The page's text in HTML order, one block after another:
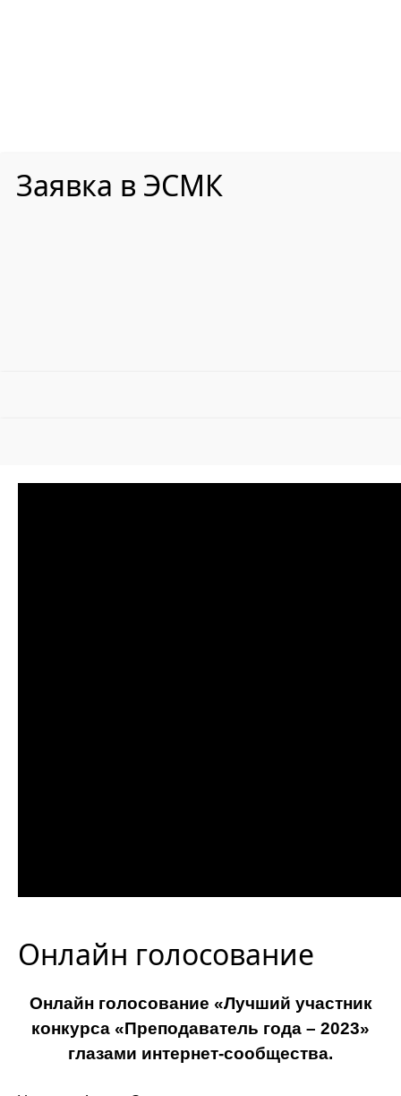
Заявка в ЭСМК
Онлайн голосование
Онлайн голосование «Лучший участник
конкурса «Преподаватель года – 2023»
глазами интернет-сообщества.